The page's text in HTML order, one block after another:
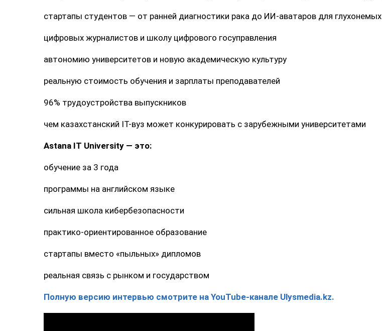
стартапы студентов — от ранней диагностики рака до ИИ-аватаров для глухонемых
цифровых журналистов и школу цифрового госуправления
автономию университетов и новую академическую культуру
реальную стоимость обучения и зарплаты преподавателей
96% трудоустройства выпускников
чем казахстанский IT-вуз может конкурировать с зарубежными университетами
Astana IT University — это:
обучение за 3 года
программы на английском языке
сильная школа кибербезопасности
практико-ориентированное образование
стартапы вместо «пыльных» дипломов
реальная связь с рынком и государством
Полную версию интервью смотрите на YouTube-канале Ulysmedia.kz.